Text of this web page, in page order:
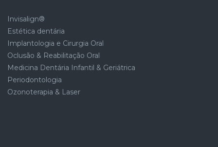
Invisalign®
Estética dentária
Implantologia e Cirurgia Oral
Oclusão & Reabilitação Oral
Medicina Dentária Infantil & Geriátrica
Periodontologia
Ozonoterapia & Laser